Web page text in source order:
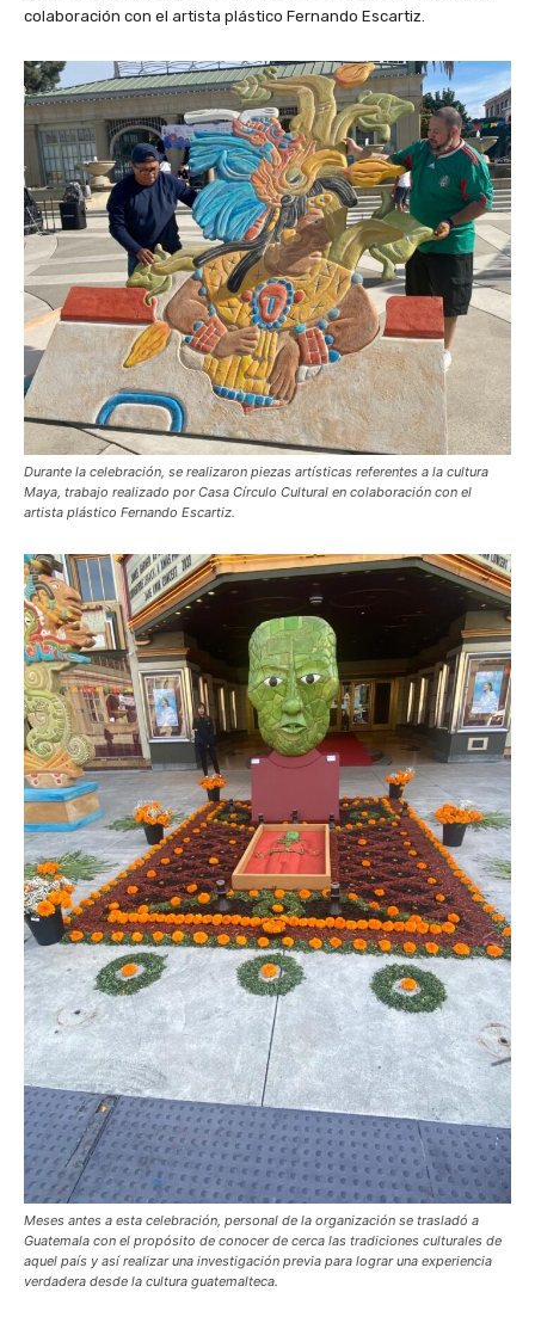
colaboración con el artista plástico Fernando Escartiz.
Durante la celebración, se realizaron piezas artísticas referentes a la cultura
Maya, trabajo realizado por Casa Círculo Cultural en colaboración con el
artista plástico Fernando Escartiz.
Meses antes a esta celebración, personal de la organización se trasladó a
Guatemala con el propósito de conocer de cerca las tradiciones culturales de
aquel país y así realizar una investigación previa para lograr una experiencia
verdadera desde la cultura guatemalteca.